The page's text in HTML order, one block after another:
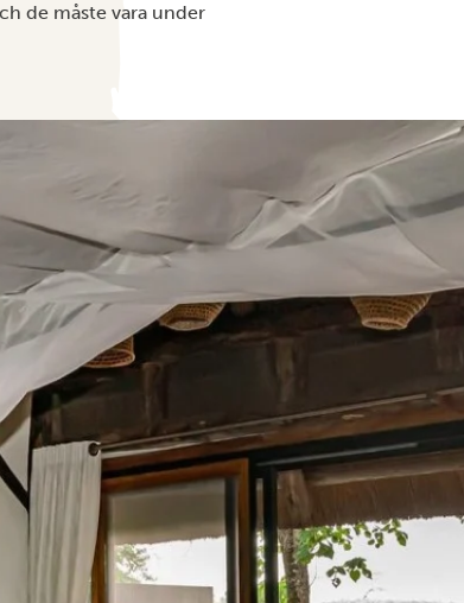
de måste vara under